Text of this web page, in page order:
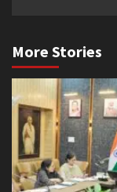
More Stories